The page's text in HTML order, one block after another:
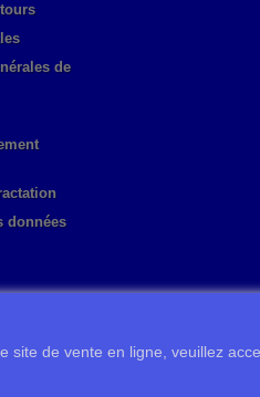
de
données
site de vente en ligne, veuillez